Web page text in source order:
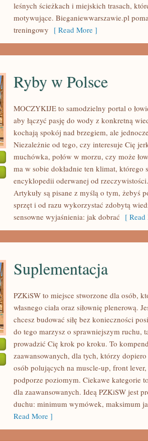
leśnych ścieżkach i miejskich trasach,
motywujące. Bieganiewwarszawie.pl
treningowy [ Read More ]
Ryby w Polsce
MOCZYKIJE to samodzielny portal o
aby łączyć pasję do wody z konkretną
kochają spokój nad brzegiem, ale
Niezależnie od tego, czy interesuje Cię
muchówka, połów w morzu, czy może
ma w sobie dokładnie ten klimat, którego
encyklopedii oderwanej od
Artykuły są pisane z myślą o tym, żebyś
sprzęt i od razu wykorzystać zdobytą
sensowne wyjaśnienia: jak dobrać [
Suplementacja
PZKiSW to miejsce stworzone dla osób,
własnego ciała oraz siłownię plenerową.
chcesz budować siłę bez konieczności
do tego marzysz o sprawniejszym ruchu,
prowadzić Cię krok po kroku. To
zaawansowanych, dla tych, którzy
osób polujących na muscle-up, front
podporze poziomym. Ciekawe kategorie
dla zaawansowanych. Ideą PZKiSW jest
duchu: minimum wymówek, maksimum
Read More ]